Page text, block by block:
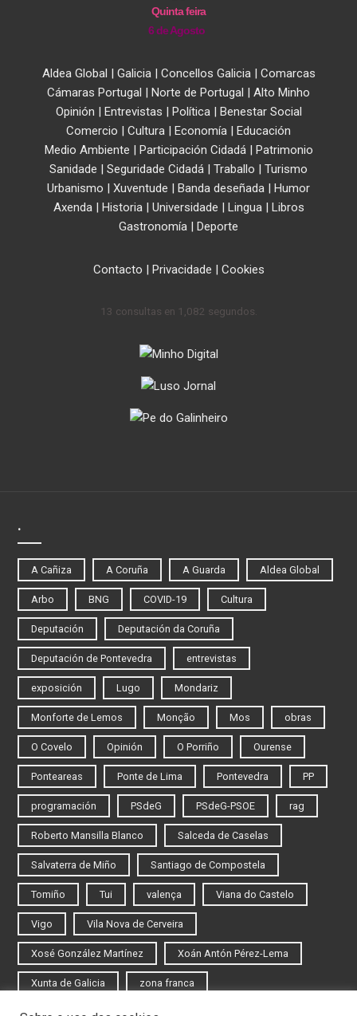
Quinta feira
6 de Agosto
Aldea Global | Galicia | Concellos Galicia | Comarcas
Cámaras Portugal | Norte de Portugal | Alto Minho
Opinión | Entrevistas | Política | Benestar Social
Comercio | Cultura | Economía | Educación
Medio Ambiente | Participación Cidadá | Patrimonio
Sanidade | Seguridade Cidadá | Traballo | Turismo
Urbanismo | Xuventude | Banda deseñada | Humor
Axenda | Historia | Universidade | Lingua | Libros
Gastronomía | Deporte
Contacto | Privacidade | Cookies
13 consultas en 1,082 segundos.
.
A Cañiza A Coruña A Guarda Aldea Global
Arbo BNG COVID-19 Cultura
Deputación Deputación da Coruña
Deputación de Pontevedra entrevistas
exposición Lugo Mondariz
Monforte de Lemos Monção Mos obras
O Covelo Opinión O Porriño Ourense
Ponteareas Ponte de Lima Pontevedra PP
programación PSdeG PSdeG-PSOE rag
Roberto Mansilla Blanco Salceda de Caselas
Salvaterra de Miño Santiago de Compostela
Tomiño Tui valença Viana do Castelo
Vigo Vila Nova de Cerveira
Xosé González Martínez Xoán Antón Pérez-Lema
Xunta de Galicia zona franca